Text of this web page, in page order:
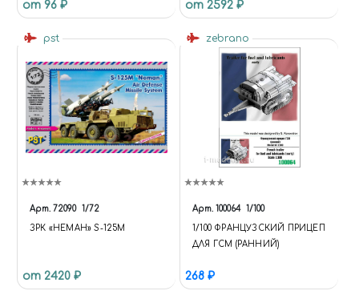
от 96 ₽ от 2592 ₽
pst
Арт. 72090 1/72
ЗРК «НЕМАН» S-125M
от 2420 ₽
zebrano
Арт. 100064 1/100
1/100 ФРАНЦУЗСКИЙ ПРИЦЕП
ДЛЯ ГСМ (РАННИЙ)
268 ₽